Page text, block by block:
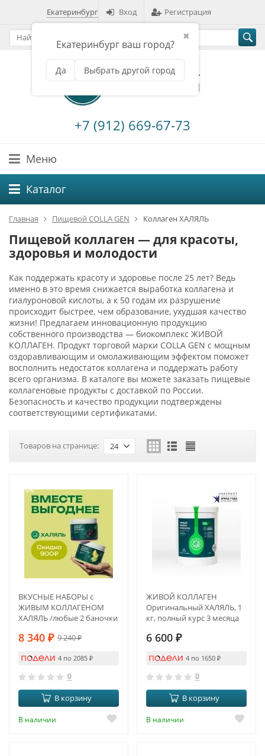
Екатеринбург
✖
Екатеринбург ваш город?
Да Выбрать другой город
Вход Регистрация
+7 (912) 669-67-73
Меню
Каталог
Главная Пищевой COLLA GEN Коллаген ХАЛЯЛЬ
Пищевой коллаген — для красоты,
здоровья и молодости
Как поддержать красоту и здоровье после 25 лет? Ведь
именно в это время снижается выработка коллагена и
гиалуроновой кислоты, а к 50 годам их разрушение
происходит быстрее, чем образование, ухудшая качество
жизни! Предлагаем инновационную продукцию
собственного производства — биокомплекс ЖИВОЙ
КОЛЛАГЕН. Продукт торговой марки COLLA GEN с мощным
оздоравливающим и омолаживающим эффектом поможет
восполнить недостаток коллагена и поддержать работу
всего организма. В каталоге вы можете заказать пищевые
коллагеновые продукты с доставкой по России.
Безопасность и качество продукции подтверждены
соответствующими сертификатами.
Товаров на странице: 24
-10%
ВКУСНЫЕ НАБОРЫ с
ЖИВЫМ КОЛЛАГЕНОМ
ХАЛЯЛЬ /любые 2 баночки
8 340 ₽ 9 240₽
4 по 2085 ₽
0
В корзину
В наличии
ЖИВОЙ КОЛЛАГЕН
Оригинальный ХАЛЯЛЬ, 1
кг, полный курс 3 месяца
6 600 ₽
4 по 1650 ₽
0
В корзину
В наличии